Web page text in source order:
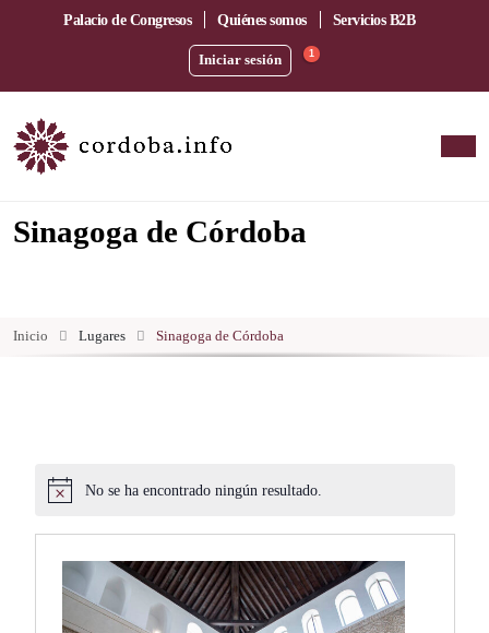
Palacio de Congresos Quiénes somos Servicios B2B
Iniciar sesión 1
Sinagoga de Córdoba
Inicio Lugares Sinagoga de Córdoba
Aviso
No se ha encontrado ningún resultado.